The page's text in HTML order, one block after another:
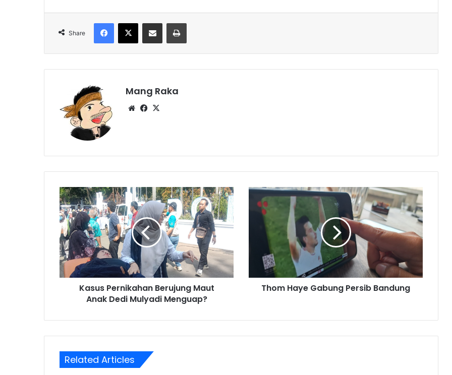
Share
Facebook
X Share via Email Print
Mang Raka
WebsiteFacebook
Kasus
Pernikahan
Berujung
Maut
Anak
Dedi
Mulyadi
Menguap?
Kasus Pernikahan Berujung Maut
Anak Dedi Mulyadi Menguap?
Thom
Haye
Gabung
Persib
Bandung
Thom Haye Gabung Persib Bandung
Related Articles